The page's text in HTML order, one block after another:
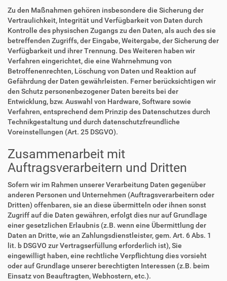
Zu den Maßnahmen gehören insbesondere die Sicherung der
Vertraulichkeit, Integrität und Verfügbarkeit von Daten durch
Kontrolle des physischen Zugangs zu den Daten, als auch des sie
betreffenden Zugriffs, der Eingabe, Weitergabe, der Sicherung der
Verfügbarkeit und ihrer Trennung. Des Weiteren haben wir
Verfahren eingerichtet, die eine Wahrnehmung von
Betroffenenrechten, Löschung von Daten und Reaktion auf
Gefährdung der Daten gewährleisten. Ferner berücksichtigen wir
den Schutz personenbezogener Daten bereits bei der
Entwicklung, bzw. Auswahl von Hardware, Software sowie
Verfahren, entsprechend dem Prinzip des Datenschutzes durch
Technikgestaltung und durch datenschutzfreundliche
Voreinstellungen (Art. 25 DSGVO).
Zusammenarbeit mit
Auftragsverarbeitern und Dritten
Sofern wir im Rahmen unserer Verarbeitung Daten gegenüber
anderen Personen und Unternehmen (Auftragsverarbeitern oder
Dritten) offenbaren, sie an diese übermitteln oder ihnen sonst
Zugriff auf die Daten gewähren, erfolgt dies nur auf Grundlage
einer gesetzlichen Erlaubnis (z.B. wenn eine Übermittlung der
Daten an Dritte, wie an Zahlungsdienstleister, gem. Art. 6 Abs. 1
lit. b DSGVO zur Vertragserfüllung erforderlich ist), Sie
eingewilligt haben, eine rechtliche Verpflichtung dies vorsieht
oder auf Grundlage unserer berechtigten Interessen (z.B. beim
Einsatz von Beauftragten, Webhostern, etc.).